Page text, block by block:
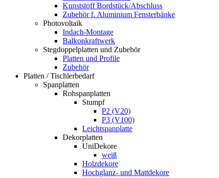
Kunststoff Bordstück/Abschluss
Zubehör f. Aluminium Fensterbänke
Photovoltaik
Indach-Montage
Balkonkraftwerk
Stegdoppelplatten und Zubehör
Platten und Profile
Zubehör
Platten / Tischlerbedarf
Spanplatten
Rohspanplatten
Stumpf
P2 (V20)
P3 (V100)
Leichtspanplatte
Dekorplatten
UniDekore
weiß
Holzdekore
Hochglanz- und Mattdekore